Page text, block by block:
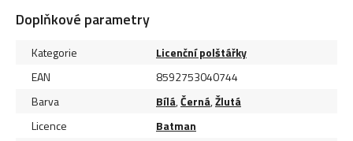
Doplňkové parametry
Kategorie
Licenční polštářky
EAN
8592753040744
Barva
Bílá,Černá,Žlutá
Licence
Batman